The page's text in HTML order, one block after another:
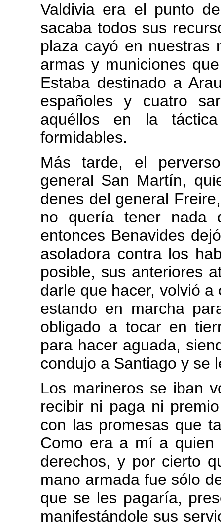
Valdivia era el punto
sacaba todos sus
plaza cayó en nuestras
armas y municiones
Estaba destinado a
españoles y cuatro
aquéllos en la
formidables.
Más tarde, el
general San Martín,
denes del general
no quería tener nada
entonces Benavides
asoladora contra los
posible, sus anteriores
darle que hacer, volvió
estando en marcha
obligado a tocar en
para hacer aguada,
condujo a Santiago y se
Los marineros se iban
recibir ni paga ni
con las promesas que
Como era a mí a quien
derechos, y por cierto
mano armada fue sólo
que se les pagaría,
manifestándole sus